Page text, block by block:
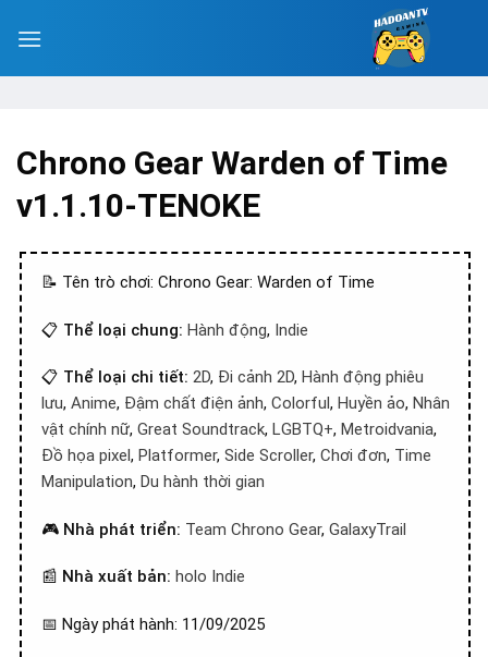
Chrono Gear Warden of Time
v1.1.10-TENOKE
📝 Tên trò chơi: Chrono Gear: Warden of Time
📋 Thể loại chung: Hành động, Indie
📋 Thể loại chi tiết: 2D, Đi cảnh 2D, Hành động phiêu
lưu, Anime, Đậm chất điện ảnh, Colorful, Huyền ảo, Nhân
vật chính nữ, Great Soundtrack, LGBTQ+, Metroidvania,
Đồ họa pixel, Platformer, Side Scroller, Chơi đơn, Time
Manipulation, Du hành thời gian
🎮 Nhà phát triển: Team Chrono Gear, GalaxyTrail
📰 Nhà xuất bản: holo Indie
📅 Ngày phát hành: 11/09/2025